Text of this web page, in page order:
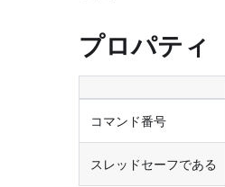
プロパティ
コマンド番号
スレッドセーフである